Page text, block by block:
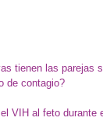
tienen las parejas
de contagio?
VIH al feto durante